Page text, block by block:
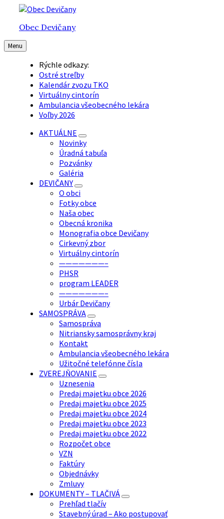
Preskočiť
obsah
Preskočiť
hlavnú
navigáciu
Preskočiť
pätičkuObec Devičany
Menu
Rýchle odkazy:
Ostré streľby
Kalendár zvozu TKO
Virtuálny cintorín
Ambulancia všeobecného lekára
Voľby 2026
AKTUÁLNE
Novinky
Úradná tabuľa
Pozvánky
Galéria
DEVIČANY
O obci
Fotky obce
Naša obec
Obecná kronika
Monografia obce Devičany
Cirkevný zbor
Virtuálny cintorín
———————–
PHSR
program LEADER
———————–
Urbár Devičany
SAMOSPRÁVA
Samospráva
Nitriansky samosprávny kraj
Kontakt
Ambulancia všeobecného lekára
Užitočné telefónne čísla
ZVEREJŇOVANIE
Uznesenia
Predaj majetku obce 2026
Predaj majetku obce 2025
Predaj majetku obce 2024
Predaj majetku obce 2023
Predaj majetku obce 2022
Rozpočet obce
VZN
Faktúry
Objednávky
Zmluvy
DOKUMENTY – TLAČIVÁ
Prehľad tlačív
Stavebný úrad – Ako postupovať